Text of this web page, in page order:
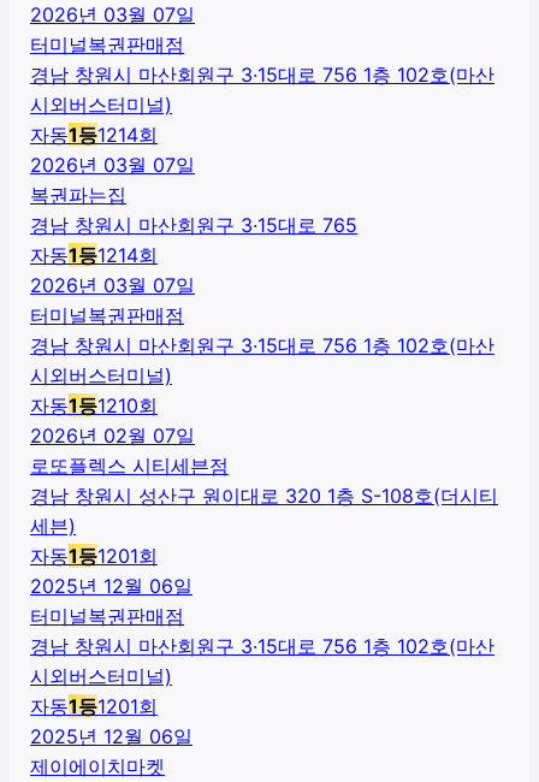
2026년 03월 07일
터미널복권판매점
경남 창원시 마산회원구 3·15대로 756 1층 102호(마산
시외버스터미널)
자동1등1214회
2026년 03월 07일
복권파는집
경남 창원시 마산회원구 3·15대로 765
자동1등1214회
2026년 03월 07일
터미널복권판매점
경남 창원시 마산회원구 3·15대로 756 1층 102호(마산
시외버스터미널)
자동1등1210회
2026년 02월 07일
로또플렉스 시티세븐점
경남 창원시 성산구 원이대로 320 1층 S-108호(더시티
세븐)
자동1등1201회
2025년 12월 06일
터미널복권판매점
경남 창원시 마산회원구 3·15대로 756 1층 102호(마산
시외버스터미널)
자동1등1201회
2025년 12월 06일
제이에이치마켓